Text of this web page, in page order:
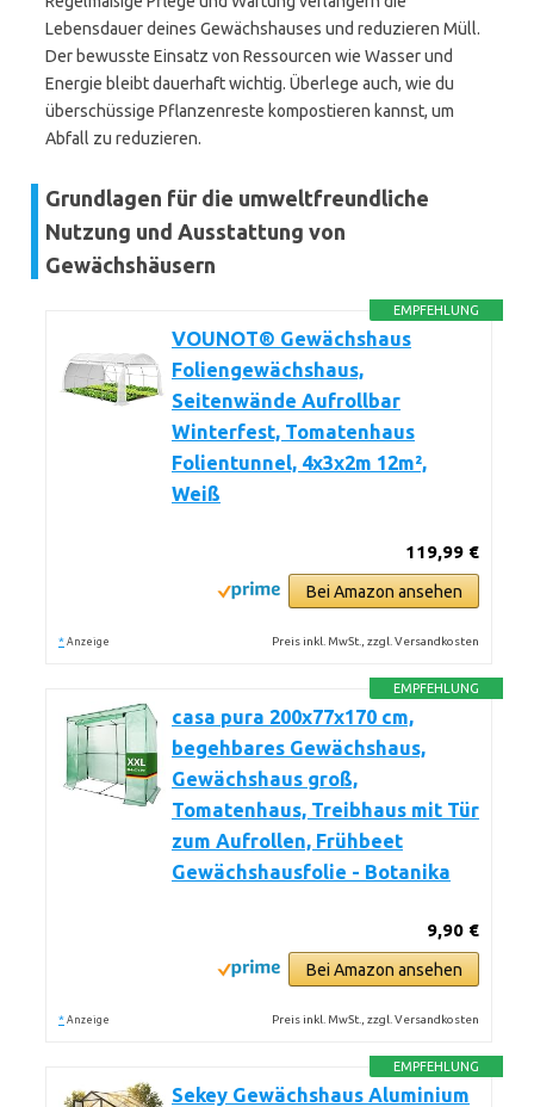
Lebensdauer deines Gewächshauses und reduzieren Müll.
Der bewusste Einsatz von Ressourcen wie Wasser und
Energie bleibt dauerhaft wichtig. Überlege auch, wie du
überschüssige Pflanzenreste kompostieren kannst, um
Abfall zu reduzieren.
Grundlagen für die umweltfreundliche
Nutzung und Ausstattung von
Gewächshäusern
EMPFEHLUNG
VOUNOT® Gewächshaus
Foliengewächshaus,
Seitenwände Aufrollbar
Winterfest, Tomatenhaus
Folientunnel, 4x3x2m 12m²,
Weiß
119,99 €
Bei Amazon ansehen
* Anzeige Preis inkl. MwSt., zzgl. Versandkosten
EMPFEHLUNG
casa pura 200x77x170 cm,
begehbares Gewächshaus,
Gewächshaus groß,
Tomatenhaus, Treibhaus mit Tür
zum Aufrollen, Frühbeet
Gewächshausfolie - Botanika
9,90 €
Bei Amazon ansehen
* Anzeige Preis inkl. MwSt., zzgl. Versandkosten
EMPFEHLUNG
Sekey Gewächshaus Aluminium